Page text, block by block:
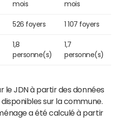
mois
mois
526 foyers 1 107 foyers
1,8
personne(s)
1,7
personne(s)
le JDN à partir des données
sur la commune.
a été calculé à partir